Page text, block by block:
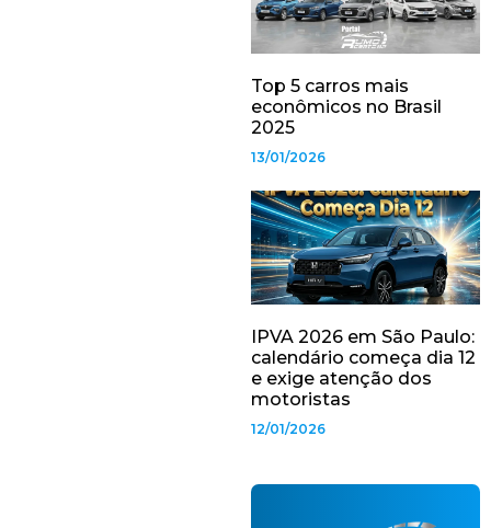
Top 5 carros mais
econômicos no Brasil
2025
13/01/2026
IPVA 2026 em São Paulo:
calendário começa dia 12
e exige atenção dos
motoristas
12/01/2026